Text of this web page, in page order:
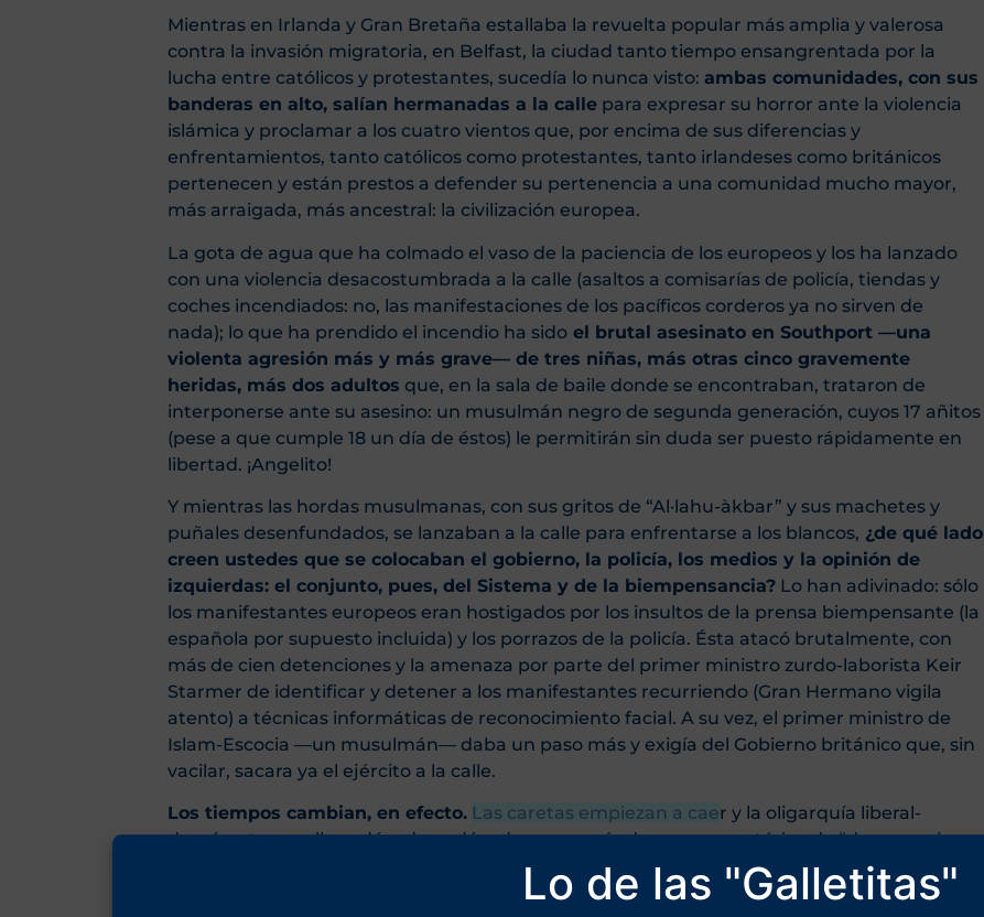
Lo de las "Galletitas"
Mientras en Irlanda y Gran Bretaña estallaba la revuelta popular más amplia y valerosa
contra la invasión migratoria, en Belfast, la ciudad tanto tiempo ensangrentada por la
lucha entre católicos y protestantes, sucedía lo nunca visto: ambas comunidades, con sus
banderas en alto, salían hermanadas a la calle para expresar su horror ante la violencia
islámica y proclamar a los cuatro vientos que, por encima de sus diferencias y
enfrentamientos, tanto católicos como protestantes, tanto irlandeses como británicos
pertenecen y están prestos a defender su pertenencia a una comunidad mucho mayor,
más arraigada, más ancestral: la civilización europea.
La gota de agua que ha colmado el vaso de la paciencia de los europeos y los ha lanzado
con una violencia desacostumbrada a la calle (asaltos a comisarías de policía, tiendas y
coches incendiados: no, las manifestaciones de los pacíficos corderos ya no sirven de
nada); lo que ha prendido el incendio ha sido el brutal asesinato en Southport —una
violenta agresión más y más grave— de tres niñas, más otras cinco gravemente
heridas, más dos adultos que, en la sala de baile donde se encontraban, trataron de
interponerse ante su asesino: un musulmán negro de segunda generación, cuyos 17 añitos
(pese a que cumple 18 un día de éstos) le permitirán sin duda ser puesto rápidamente en
libertad. ¡Angelito!
Y mientras las hordas musulmanas, con sus gritos de “Al·lahu-àkbar” y sus machetes y
puñales desenfundados, se lanzaban a la calle para enfrentarse a los blancos, ¿de qué lado
creen ustedes que se colocaban el gobierno, la policía, los medios y la opinión de
izquierdas: el conjunto, pues, del Sistema y de la biempensancia? Lo han adivinado: sólo
los manifestantes europeos eran hostigados por los insultos de la prensa biempensante (la
española por supuesto incluida) y los porrazos de la policía. Ésta atacó brutalmente, con
más de cien detenciones y la amenaza por parte del primer ministro zurdo-laborista Keir
Starmer de identificar y detener a los manifestantes recurriendo (Gran Hermano vigila
atento) a técnicas informáticas de reconocimiento facial. A su vez, el primer ministro de
Islam-Escocia —un musulmán— daba un paso más y exigía del Gobierno británico que, sin
vacilar, sacara ya el ejército a la calle.
Los tiempos cambian, en efecto. Las caretas empiezan a caer y la oligarquía liberal-
demócrata, que lleva décadas y décadas pavoneándose con su retórica de “democracia,-
democracia,-libertad-de-expresión,-libertad” (en la cual cabe todo… salvo la defensa de la
amenazada civilización europea), lo va a tener difícil para que, salvo los cegatos, no